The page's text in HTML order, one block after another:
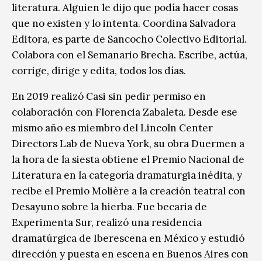
literatura. Alguien le dijo que podía hacer cosas
que no existen y lo intenta. Coordina Salvadora
Editora, es parte de Sancocho Colectivo Editorial.
Colabora con el Semanario Brecha. Escribe, actúa,
corrige, dirige y edita, todos los días.
En 2019 realizó Casi sin pedir permiso en
colaboración con Florencia Zabaleta. Desde ese
mismo año es miembro del Lincoln Center
Directors Lab de Nueva York, su obra Duermen a
la hora de la siesta obtiene el Premio Nacional de
Literatura en la categoría dramaturgia inédita, y
recibe el Premio Molière a la creación teatral con
Desayuno sobre la hierba. Fue becaria de
Experimenta Sur, realizó una residencia
dramatúrgica de Iberescena en México y estudió
dirección y puesta en escena en Buenos Aires con